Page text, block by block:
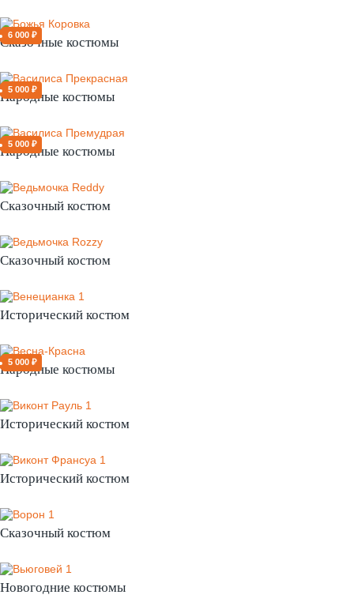
6 000 ₽
Сказочные костюмы
5 000 ₽
Народные костюмы
5 000 ₽
Народные костюмы
Сказочный костюм
Сказочный костюм
Исторический костюм
5 000 ₽
Народные костюмы
Исторический костюм
Исторический костюм
Сказочный костюм
Новогодние костюмы